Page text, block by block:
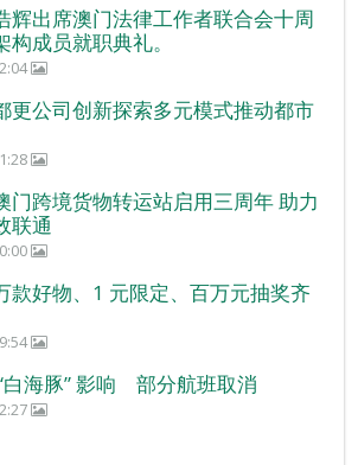
辉出席澳门法律工作者联合会十周
构成员就职典礼。
更公司创新探索多元模式推动都市
门跨境货物转运站启用三周年 助力
联通
款好物、1 元限定、百万元抽奖齐
白海豚” 影响 部分航班取消